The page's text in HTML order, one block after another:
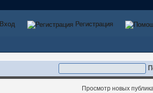
Регистрация
Регистрация
Просмотр новых